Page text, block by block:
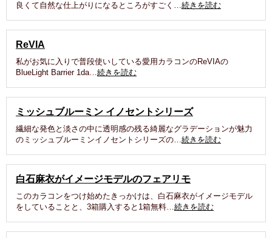
良くて自然な仕上がりになるところがすごく…続きを読む
ReVIA
私がお気に入りで普段使いしている愛用カラコンのReVIAの
BlueLight Barrier 1da…続きを読む
ミッシュブルーミン イノセントシリーズ
繊細な発色と淡さの中に透明感の残る綺麗なグラデーションが魅力
のミッシュブルーミンイノセントシリーズの…続きを読む
白石麻衣がイメージモデルのフェアリモ
このカラコンをつけ始めたきっかけは、白石麻衣がイメージモデル
をしていることと、3箱購入すると1箱無料…続きを読む